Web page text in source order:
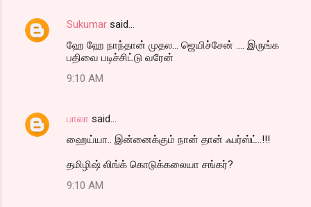
C
n
Sukumar said…
ஹே ஹே நாந்தான் முதல... ஜெயிச்சேன் .... இருங்க
பதிவை படிச்சிட்டு வரேன்
9:10 AM
பாலா said…
ஹைய்யா.. இன்னைக்கும் நான் தான் ஃபர்ஸ்ட்..!!!
தமிழிஷ் லிங்க் கொடுக்கலையா சங்கர்?
9:10 AM